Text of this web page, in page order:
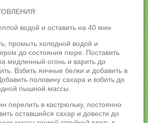
водой и оставить на 40 мин.
промыть холодной водой и
до состояния пюре. Поставить
медленный огонь и варить до
Взбить яичные белки и добавить в
половину сахара и взбить до
пышной массы.
перелить в кастрюльку, постоянно
оставшийся сахар и довести до